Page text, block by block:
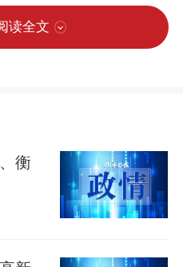
。他要求，各有关
增强责任感和紧迫
政工程早日建成、
意识，坚持高标准
正把好事办好、实
果更多更好惠及广
读全文
衡